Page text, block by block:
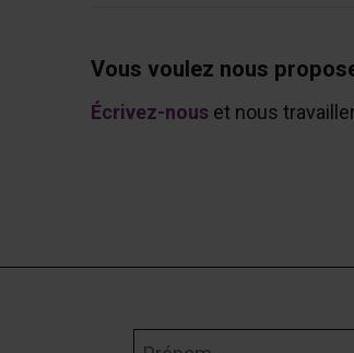
Vous voulez nous
Écrivez-nouset nous